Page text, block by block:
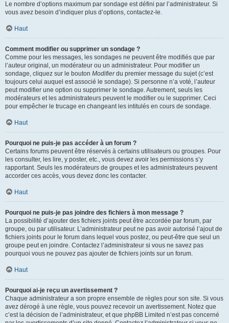
Le nombre d’options maximum par sondage est défini par l’administrateur. Si
vous avez besoin d’indiquer plus d’options, contactez-le.
Haut
Comment modifier ou supprimer un sondage ?
Comme pour les messages, les sondages ne peuvent être modifiés que par
l’auteur original, un modérateur ou un administrateur. Pour modifier un
sondage, cliquez sur le bouton Modifierdu premier message du sujet (c’est
toujours celui auquel est associé le sondage). Si personne n’a voté, l’auteur
peut modifier une option ou supprimer le sondage. Autrement, seuls les
modérateurs et les administrateurs peuvent le modifier ou le supprimer. Ceci
pour empêcher le trucage en changeant les intitulés en cours de sondage.
Haut
Pourquoi ne puis-je pas accéder à un forum ?
Certains forums peuvent être réservés à certains utilisateurs ou groupes. Pour
les consulter, les lire, y poster, etc., vous devez avoir les permissions s’y
rapportant. Seuls les modérateurs de groupes et les administrateurs peuvent
accorder ces accès, vous devez donc les contacter.
Haut
Pourquoi ne puis-je pas joindre des fichiers à mon message ?
La possibilité d’ajouter des fichiers joints peut être accordée par forum, par
groupe, ou par utilisateur. L’administrateur peut ne pas avoir autorisé l’ajout de
fichiers joints pour le forum dans lequel vous postez, ou peut-être que seul un
groupe peut en joindre. Contactez l’administrateur si vous ne savez pas
pourquoi vous ne pouvez pas ajouter de fichiers joints sur un forum.
Haut
Pourquoi ai-je reçu un avertissement ?
Chaque administrateur a son propre ensemble de règles pour son site. Si vous
avez dérogé à une règle, vous pouvez recevoir un avertissement. Notez que
c’est la décision de l’administrateur, et que phpBB Limited n’est pas concerné